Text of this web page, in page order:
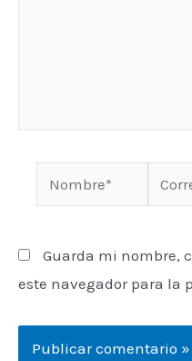
Guarda mi nombre,
este navegador para la